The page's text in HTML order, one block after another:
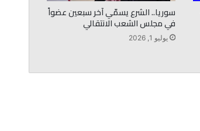
سوريا.. الشرع يسمّي آخر سبعين عضواً
في مجلس الشعب الانتقالي
يوليو 1, 2026